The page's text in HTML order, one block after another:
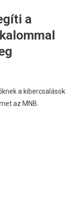
a
a kibercsalások
az MNB.